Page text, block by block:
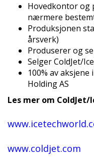
Hovedkontor og
nærmere
Produksjonen
årsverk)
Produserer og
Selger ColdJet/
100% av aksjene
Holding AS
Les mer om ColdJet/
www.coldjet.com